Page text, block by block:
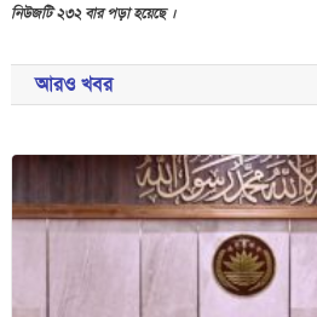
নিউজটি ২৩২ বার পড়া হয়েছে ।
আরও খবর